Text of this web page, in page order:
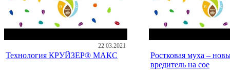
22.03.2021
Технология КРУЙЗЕР® МАКС
Ростковая муха –
вредитель на сое